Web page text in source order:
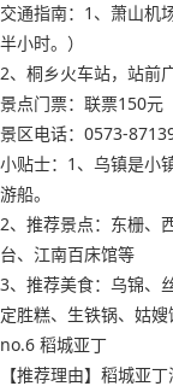
交通指南：1、萧山
半小时。）
2、桐乡火车站，站前
景点门票：联票150元
景区电话：0573-
小贴士：1、乌镇是小
游船。
2、推荐景点：东栅、
台、江南百床馆等
3、推荐美食：乌锦、
定胜糕、生铁锅、姑嫂
no.6 稻城亚丁
【推荐理由】稻城亚